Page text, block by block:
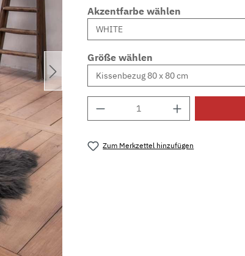
Akzentfarbe wählen
Größe wählen
Produkt Anzahl: Gib
Zum Merkzettel hinzufügen